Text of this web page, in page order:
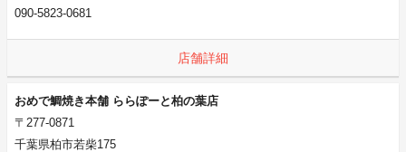
090-5823-0681
店舗詳細
おめで鯛焼き本舗 ららぽーと柏の葉店
〒277-0871
千葉県柏市若柴175